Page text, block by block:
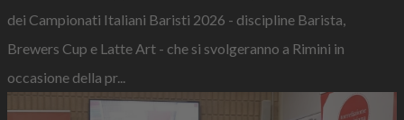
dei Campionati Italiani Baristi 2026 - discipline Barista,
Brewers Cup e Latte Art - che si svolgeranno a Rimini in
occasione della pr...